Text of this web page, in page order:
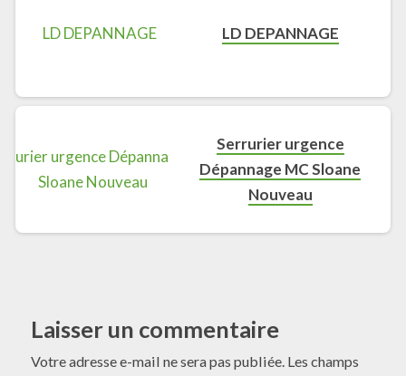
LD DEPANNAGE
Serrurier urgence
Dépannage MC Sloane
Nouveau
Laisser un commentaire
Votre adresse e-mail ne sera pas publiée. Les champs